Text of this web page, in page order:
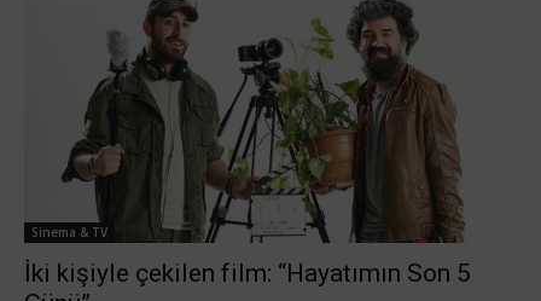
Sinema & TV
İki kişiyle çekilen film: “Hayatımın Son 5